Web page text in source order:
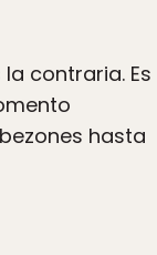
contraria. Es
hasta